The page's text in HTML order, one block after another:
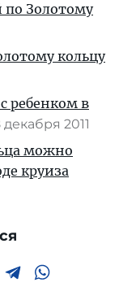
по Золотому
кольцу
ребенком в
декабря 2011
можно
круиза